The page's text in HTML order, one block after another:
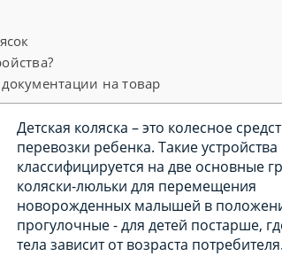
на товар
Детская коляска – это колесное
перевозки ребенка. Такие устройства
классифицируется на две основные
коляски-люльки для перемещения
новорожденных малышей в
прогулочные - для детей постарше,
тела зависит от возраста потребителя.